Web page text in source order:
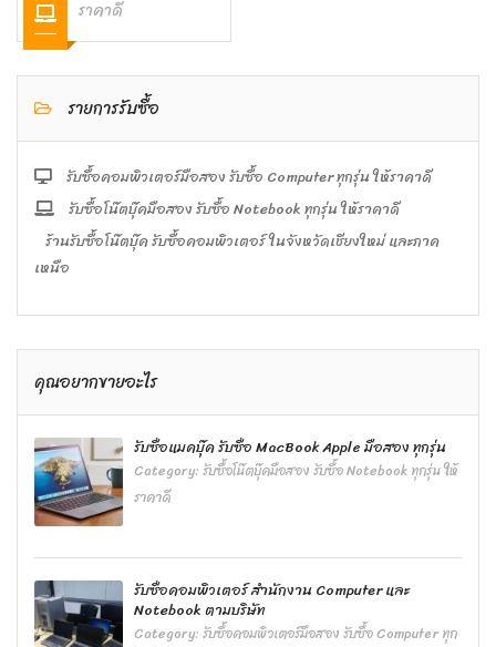
ราคาดี
รายการรับซื้อ
รับซื้อคอมพิวเตอร์มือสอง รับซื้อ Computer ทุกรุ่น ให้ราคาดี
รับซื้อโน๊ตบุ๊คมือสอง รับซื้อ Notebook ทุกรุ่น ให้ราคาดี
ร้านรับซื้อโน๊ตบุ๊ค รับซื้อคอมพิวเตอร์ ในจังหวัดเชียงใหม่ และภาค
เหนือ
คุณอยากขายอะไร
รับซื้อแมคบุ๊ค รับซื้อ MacBook Apple มือสอง ทุกรุ่น
Category:รับซื้อโน๊ตบุ๊คมือสอง รับซื้อ Notebook ทุกรุ่น ให้
ราคาดี
รับซื้อคอมพิวเตอร์ สำนักงาน Computer และ
Notebook ตามบริษัท
Category:รับซื้อคอมพิวเตอร์มือสอง รับซื้อ Computer ทุก